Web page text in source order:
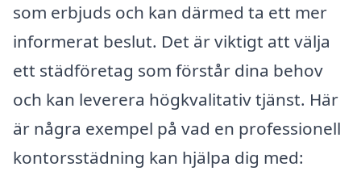
som erbjuds och kan därmed ta ett mer
informerat beslut. Det är viktigt att välja
ett städföretag som förstår dina behov
och kan leverera högkvalitativ tjänst. Här
är några exempel på vad en professionell
kontorsstädning kan hjälpa dig med: